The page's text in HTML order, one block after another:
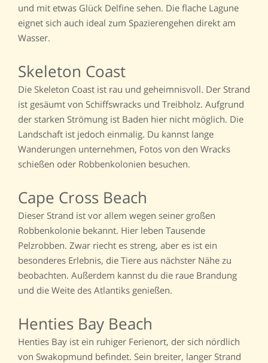
und mit etwas Glück Delfine sehen. Die flache Lagune
eignet sich auch ideal zum Spazierengehen direkt am
Wasser.
Skeleton Coast
Die Skeleton Coast ist rau und geheimnisvoll. Der Strand
ist gesäumt von Schiffswracks und Treibholz. Aufgrund
der starken Strömung ist Baden hier nicht möglich. Die
Landschaft ist jedoch einmalig. Du kannst lange
Wanderungen unternehmen, Fotos von den Wracks
schießen oder Robbenkolonien besuchen.
Cape Cross Beach
Dieser Strand ist vor allem wegen seiner großen
Robbenkolonie bekannt. Hier leben Tausende
Pelzrobben. Zwar riecht es streng, aber es ist ein
besonderes Erlebnis, die Tiere aus nächster Nähe zu
beobachten. Außerdem kannst du die raue Brandung
und die Weite des Atlantiks genießen.
Henties Bay Beach
Henties Bay ist ein ruhiger Ferienort, der sich nördlich
von Swakopmund befindet. Sein breiter, langer Strand